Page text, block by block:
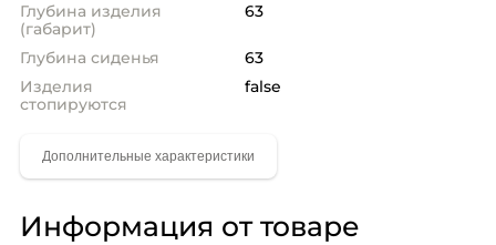
Глубина изделия
(габарит)
63
Глубина сиденья
63
Изделия
стопируются
false
Информация от товаре